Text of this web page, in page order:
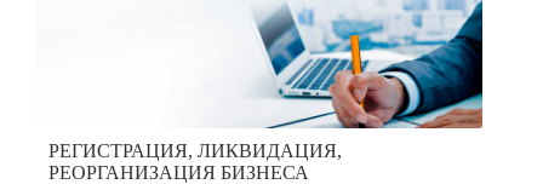
РЕГИСТРАЦИЯ, ЛИКВИДАЦИЯ,
РЕОРГАНИЗАЦИЯ БИЗНЕСА